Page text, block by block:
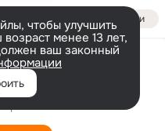
Войти
чтобы улучшить
менее 13 лет,
ваш законный
стекло